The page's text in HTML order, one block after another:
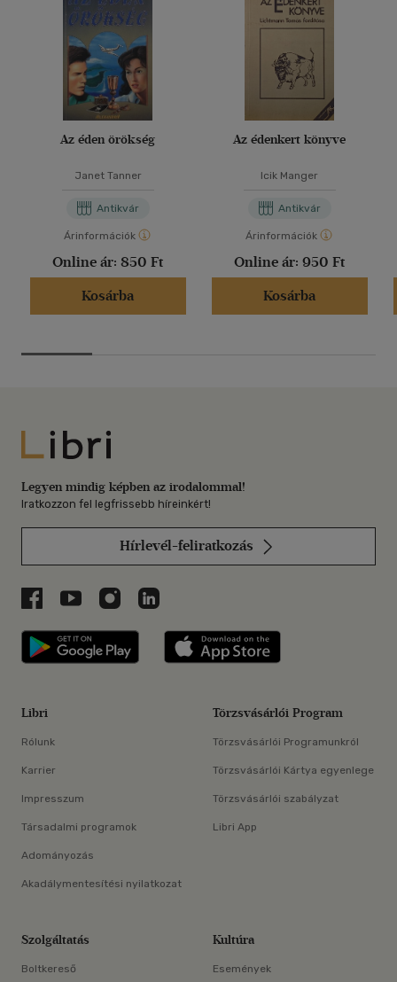
Az éden örökség
Janet Tanner
Antikvár
Árinformációk
Online ár: 850 Ft
Kosárba
Az édenkert könyve
Icik Manger
Antikvár
Árinformációk
Online ár: 950 Ft
Kosárba
Libri
Legyen mindig képben az irodalommal!
Iratkozzon fel legfrissebb híreinkért!
Hírlevél-feliratkozás
Libri a Facebookon
Libri a Youtube-on
Libri az Instagramon
Libri a LinkedInen
Libri applikáció Szerezd meg: Google
Libri
Rólunk
Karrier
Impresszum
Társadalmi programok
Adományozás
Akadálymentesítési nyilatkozat
Törzsvásárlói Program
Törzsvásárlói Programunkról
Törzsvásárlói Kártya egyenlege
Törzsvásárlói szabályzat
Libri App
Szolgáltatás
Boltkereső
Kultúra
Események